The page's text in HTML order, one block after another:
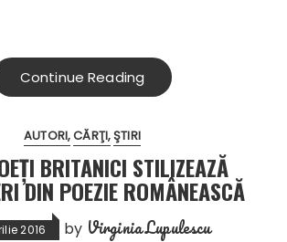
Continue Reading
AUTORI CĂRŢI ŞTIRI
BRITANICI STILIZEAZĂ
DIN POEZIE ROMÂNEASCĂ
2016 by Virginia Lupulescu